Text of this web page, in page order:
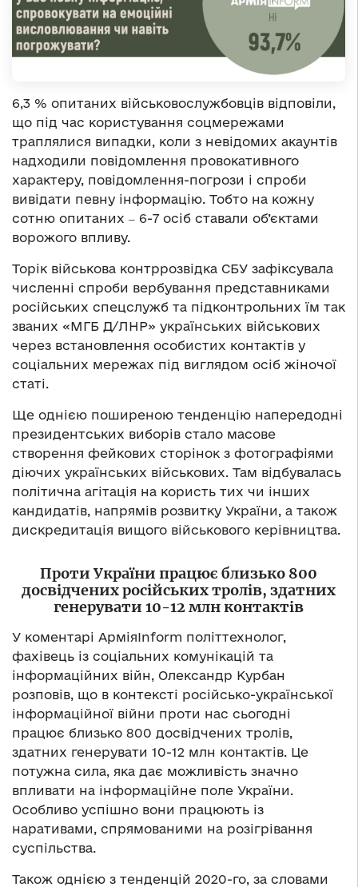
6,3 % опитаних військовослужбовців відповіли,
що під час користування соцмережами
траплялися випадки, коли з невідомих акаунтів
надходили повідомлення провокативного
характеру, повідомлення-погрози і спроби
вивідати певну інформацію. Тобто на кожну
сотню опитаних ‒ 6-7 осіб cтавали об’єктами
ворожого впливу.
Торік військова контррозвідка СБУ зафіксувала
численні спроби вербування представниками
російських спецслужб та підконтрольних їм так
званих «МГБ Д/ЛНР» українських військових
через встановлення особистих контактів у
соціальних мережах під виглядом осіб жіночої
статі.
Ще однією поширеною тенденцію напередодні
президентських виборів стало масове
створення фейкових сторінок з фотографіями
діючих українських військових. Там відбувалась
політична агітація на користь тих чи інших
кандидатів, напрямів розвитку України, а також
дискредитація вищого військового керівництва.
Проти України працює близько 800
досвідчених російських тролів, здатних
генерувати 10-12 млн контактів
У коментарі АрміяInform політтехнолог,
фахівець із соціальних комунікацій та
інформаційних війн, Олександр Курбан
розповів, що в контексті російсько-української
інформаційної війни проти нас сьогодні
працює близько 800 досвідчених тролів,
здатних генерувати 10-12 млн контактів. Це
потужна сила, яка дає можливість значно
впливати на інформаційне поле України.
Особливо успішно вони працюють із
наративами, спрямованими на розігрівання
суспільства.
Також однією з тенденцій 2020-го, за словами